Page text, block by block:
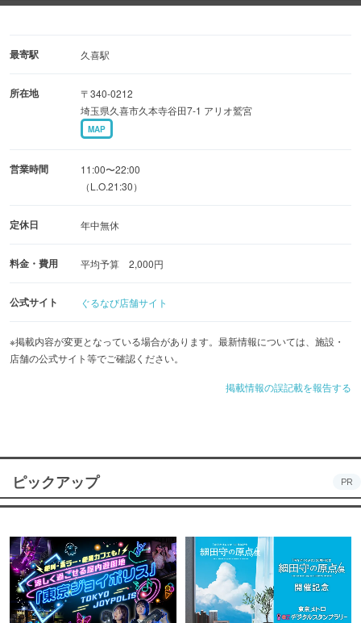
最寄駅 久喜駅
所在地
〒340-0212
埼玉県久喜市久本寺谷田7-1 アリオ鷲宮
MAP
営業時間
11:00〜22:00
（L.O.21:30）
定休日 年中無休
料金・費用 平均予算 2,000円
公式サイト ぐるなび店舗サイト
※掲載内容が変更となっている場合があります。最新情報については、施設・
店舗の公式サイト等でご確認ください。
掲載情報の誤記載を報告する
ピックアップ PR